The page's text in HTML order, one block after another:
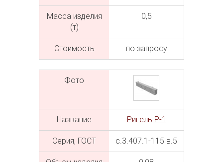
Масса изделия
(т)
0,5
Cтоимость по запросу
Фото
Название Ригель Р-1
Серия, ГОСТ с.3.407.1-115 в.5